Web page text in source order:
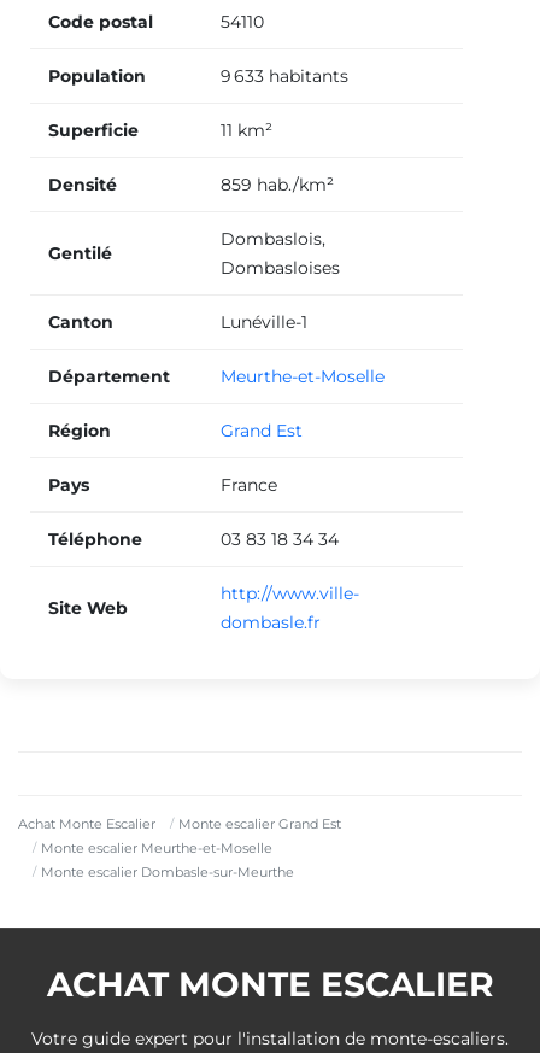
Achat Monte Escalier
Monte escalier Grand Est
Monte escalier Meurthe-et-Moselle
Monte escalier Dombasle-sur-Meurthe
Code postal 54110
Population 9 633 habitants
Superficie 11 km²
Densité 859 hab./km²
Gentilé
Dombaslois,
Dombasloises
Canton Lunéville-1
Département Meurthe-et-Moselle
Région Grand Est
Pays France
Téléphone 03 83 18 34 34
Site Web
http://www.ville-
dombasle.fr
ACHAT MONTE ESCALIER
Votre guide expert pour l'installation de monte-escaliers.